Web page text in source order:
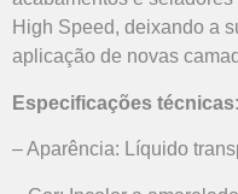
High Speed, deixando a
aplicação de novas
Especificações técnicas:
– Aparência: Líquido